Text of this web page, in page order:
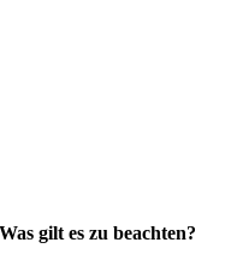
gilt es zu beachten?